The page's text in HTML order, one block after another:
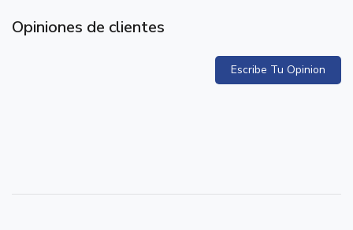
Opiniones de clientes
Escribe Tu Opinion